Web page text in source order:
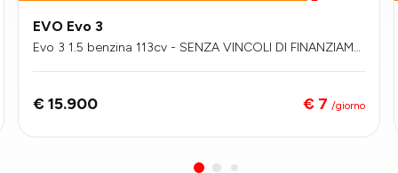
EVO Evo 3
Evo 3 1.5 benzina 113cv - SENZA VINCOLI DI FINANZIAME
€ 15.900 € 7 /giorno